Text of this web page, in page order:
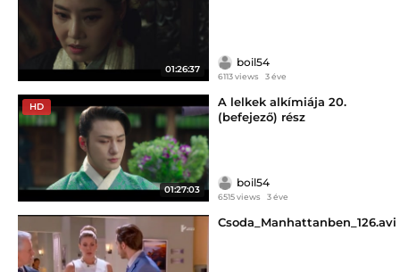
01:26:37
boil54
6113 views 3 éve
HD
01:27:03
A lelkek alkímiája 20.
(befejező) rész
boil54
6515 views 3 éve
Csoda_Manhattanben_126.avi